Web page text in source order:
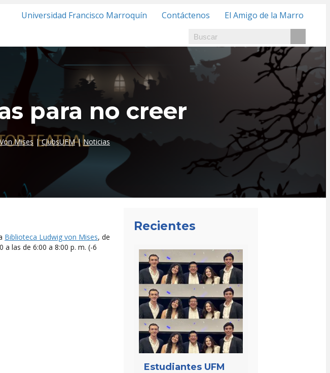
Universidad Francisco Marroquín Contáctenos El Amigo de la Marro
para no creer
Mises |ClubsUFM| Noticias
Biblioteca Ludwig von Mises, de
las de 6:00 a 8:00 p. m. (-6
Recientes
Estudiantes UFM